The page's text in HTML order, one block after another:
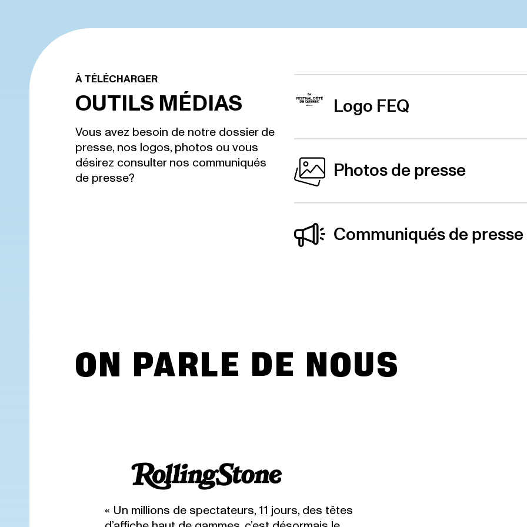
À TÉLÉCHARGER
OUTILS MÉDIAS
Vous avez besoin de notre dossier de
presse, nos logos, photos ou vous
désirez consulter nos communiqués
de presse?
Logo FEQ
Logo noir
Logo en couleurs
Photos de presse
Photos de presse
Communiqués de presse
ON PARLE DE NOUS
« Un millions de spectateurs, 11 jours, des têtes